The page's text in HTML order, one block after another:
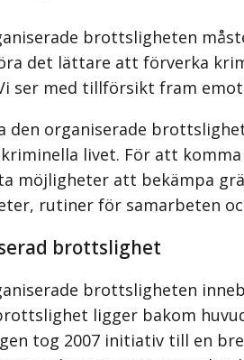
brottsligheten
det lättare att förverka
ser med tillförsikt fram
den organiserade
livet. För att
möjligheter att bekämpa
rutiner för samarbeten
brottslighet
brottsligheten
ligger bakom
tog 2007 initiativ till en